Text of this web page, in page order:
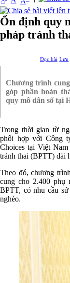
Ổn định quy
pháp tránh
Đọc bài Lưu
Chương trình
góp phần hoàn
quy mô dân số tại
Trong thời gian từ
phối hợp với Công
Choices tại Việt
tránh thai (BPTT) dài
Theo đó, chương
cung cho 2.400 phụ
BPTT, có nhu cầu
nghèo.